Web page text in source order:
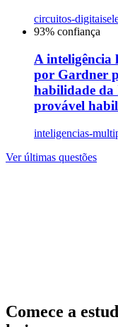
circuitos-digitais
93% confiança
A inteligência
por Gardner
habilidade da
provável
inteligencias-
Ver últimas questões
Comece a